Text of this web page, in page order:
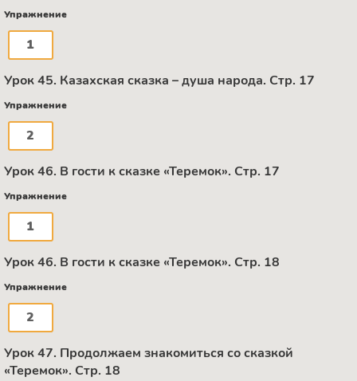
Упражнение
1
Урок 45. Казахская сказка – душа народа. Стр. 17
Упражнение
2
Урок 46. В гости к сказке «Теремок». Стр. 17
Упражнение
1
Урок 46. В гости к сказке «Теремок». Стр. 18
Упражнение
2
Урок 47. Продолжаем знакомиться со сказкой
«Теремок». Стр. 18